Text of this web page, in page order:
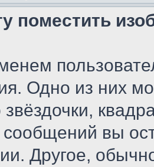
поместить
Одно из них
сообщений вы
Другое,